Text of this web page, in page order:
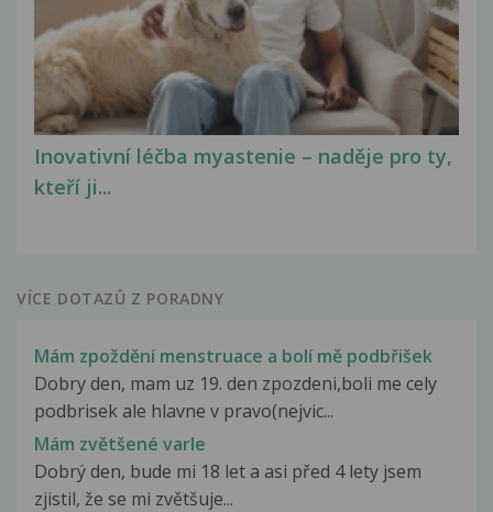
Inovativní léčba myastenie – naděje pro ty,
kteří ji...
VÍCE DOTAZŮ Z PORADNY
Mám zpoždění menstruace a bolí mě podbřišek
Dobry den, mam uz 19. den zpozdeni,boli me cely
podbrisek ale hlavne v pravo(nejvic...
Mám zvětšené varle
Dobrý den, bude mi 18 let a asi před 4 lety jsem
zjistil, že se mi zvětšuje...